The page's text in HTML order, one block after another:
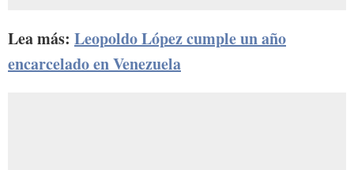
Lea más: Leopoldo López cumple un año
encarcelado en Venezuela